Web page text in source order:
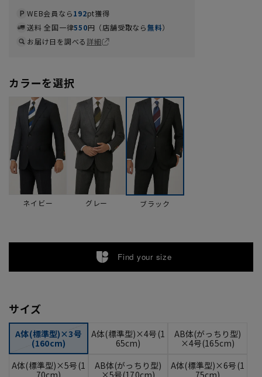
WEB会員なら192pt獲得
送料 全国一律550円（店舗受取なら無料）
お届け日を調べる詳細
カラーを選択
ネイビー グレー ブラック
Find your size
サイズ
A体(標準型)×3号
(160cm)
A体(標準型)×4号(1
65cm)
AB体(がっちり型)
×4号(165cm)
A体(標準型)×5号(1
70cm)
AB体(がっちり型)
×5号(170cm)
A体(標準型)×6号(1
75cm)